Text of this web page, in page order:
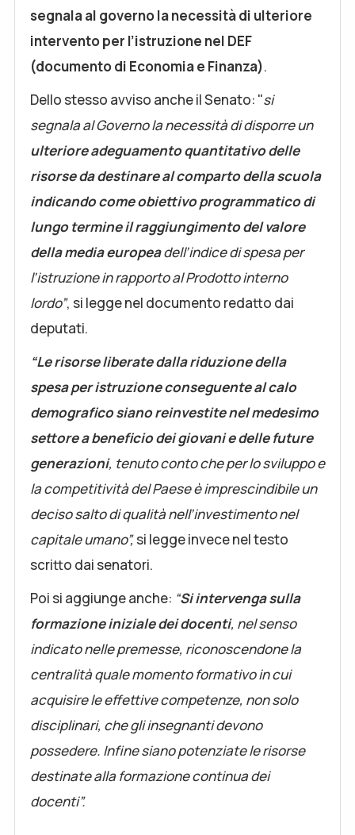
segnala al governo la necessità di ulteriore
intervento per l’istruzione nel DEF
(documento di Economia e Finanza).
Dello stesso avviso anche il Senato: "si
segnala al Governo la necessità di disporre un
ulteriore adeguamento quantitativo delle
risorse da destinare al comparto della scuola
indicando come obiettivo programmatico di
lungo termine il raggiungimento del valore
della media europeadell’indice di spesa per
l’istruzione in rapporto al Prodotto interno
lordo”, si legge nel documento redatto dai
deputati.
“Le risorse liberate dalla riduzione della
spesa per istruzione conseguente al calo
demografico siano reinvestite nel medesimo
settore a beneficio dei giovani e delle future
generazioni, tenuto conto che per lo sviluppo e
la competitività del Paese è imprescindibile un
deciso salto di qualità nell’investimento nel
capitale umano”,si legge invece nel testo
scritto dai senatori.
Poi si aggiunge anche: “Si intervenga sulla
formazione iniziale dei docenti, nel senso
indicato nelle premesse, riconoscendone la
centralità quale momento formativo in cui
acquisire le effettive competenze, non solo
disciplinari, che gli insegnanti devono
possedere. Infine siano potenziate le risorse
destinate alla formazione continua dei
docenti”.